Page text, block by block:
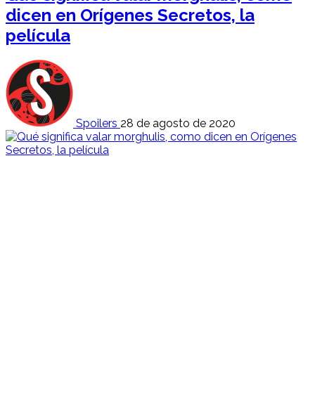
dicen en Orígenes Secretos, la
película
Spoilers 28 de agosto de 2020